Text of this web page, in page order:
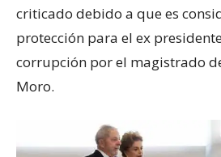
criticado debido a que es
protección para el ex
corrupción por el magistrado
Moro.